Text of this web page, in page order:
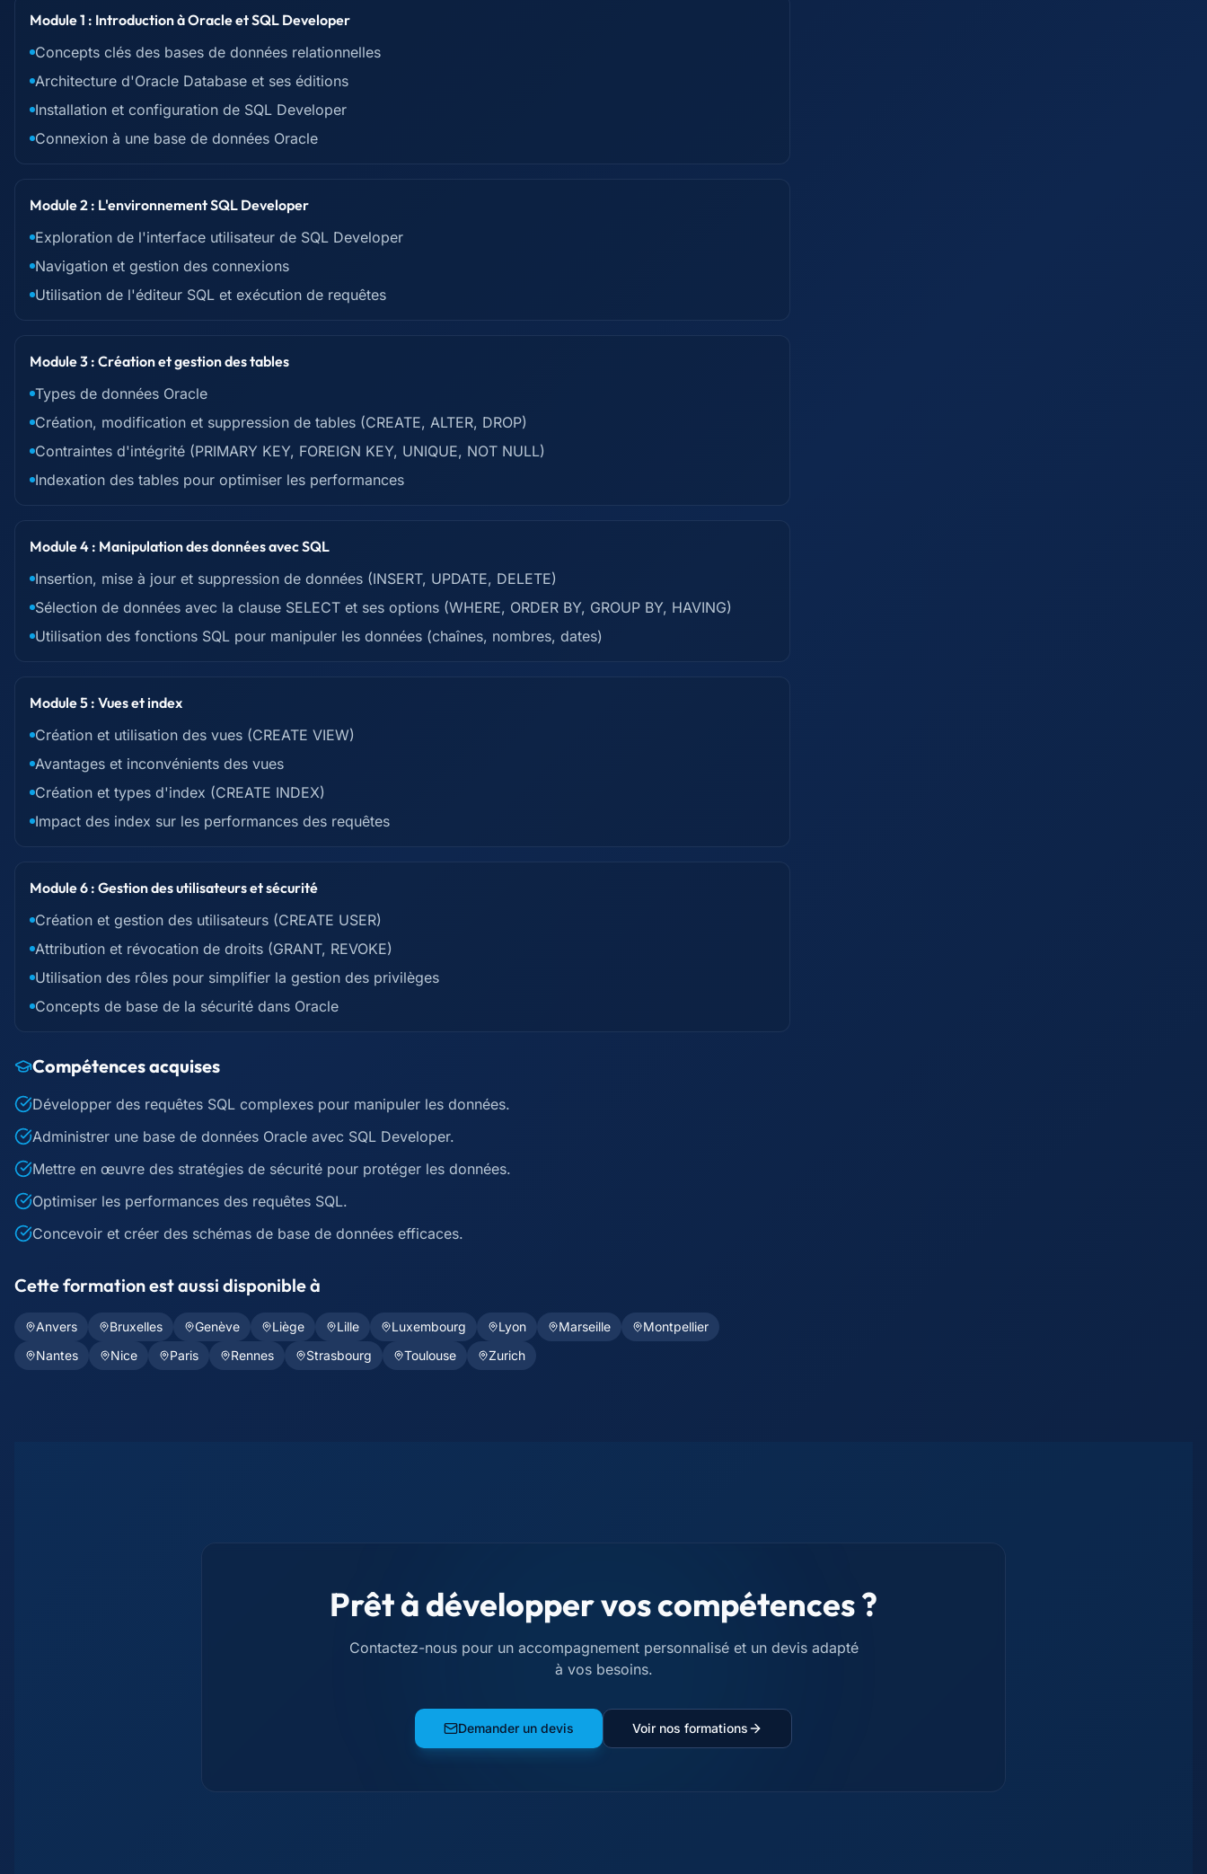
Module 1 : Introduction à Oracle et SQL Developer
Concepts clés des bases de données relationnelles
Architecture d'Oracle Database et ses éditions
Installation et configuration de SQL Developer
Connexion à une base de données Oracle
Module 2 : L'environnement SQL Developer
Exploration de l'interface utilisateur de SQL Developer
Navigation et gestion des connexions
Utilisation de l'éditeur SQL et exécution de requêtes
Module 3 : Création et gestion des tables
Types de données Oracle
Création, modification et suppression de tables (CREATE, ALTER, DROP)
Contraintes d'intégrité (PRIMARY KEY, FOREIGN KEY, UNIQUE, NOT NULL)
Indexation des tables pour optimiser les performances
Module 4 : Manipulation des données avec SQL
Insertion, mise à jour et suppression de données (INSERT, UPDATE, DELETE)
Sélection de données avec la clause SELECT et ses options (WHERE, ORDER BY, GROUP BY, HAVING)
Utilisation des fonctions SQL pour manipuler les données (chaînes, nombres, dates)
Module 5 : Vues et index
Création et utilisation des vues (CREATE VIEW)
Avantages et inconvénients des vues
Création et types d'index (CREATE INDEX)
Impact des index sur les performances des requêtes
Module 6 : Gestion des utilisateurs et sécurité
Création et gestion des utilisateurs (CREATE USER)
Attribution et révocation de droits (GRANT, REVOKE)
Utilisation des rôles pour simplifier la gestion des privilèges
Concepts de base de la sécurité dans Oracle
Compétences acquises
Développer des requêtes SQL complexes pour manipuler les données.
Administrer une base de données Oracle avec SQL Developer.
Mettre en œuvre des stratégies de sécurité pour protéger les données.
Optimiser les performances des requêtes SQL.
Concevoir et créer des schémas de base de données efficaces.
Cette formation est aussi disponible à
Anvers Bruxelles Genève Liège Lille Luxembourg Lyon Marseille
Montpellier
Nantes
Nice Paris Rennes Strasbourg Toulouse Zurich
Prêt à développer vos compétences ?
Contactez-nous pour un accompagnement personnalisé et un devis adapté
à vos besoins.
Demander un devis Voir nos formations